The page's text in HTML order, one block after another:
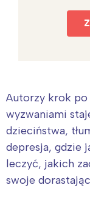
Autorzy krok
wyzwaniami
dzieciństwa,
depresja, gdzie
leczyć, jakich
swoje